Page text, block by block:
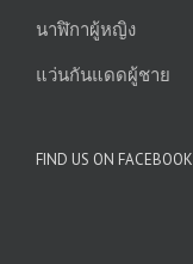
นาฬิกาผู้หญิง
แว่นกันแดดผู้ชาย
FIND US ON FACEBOOK